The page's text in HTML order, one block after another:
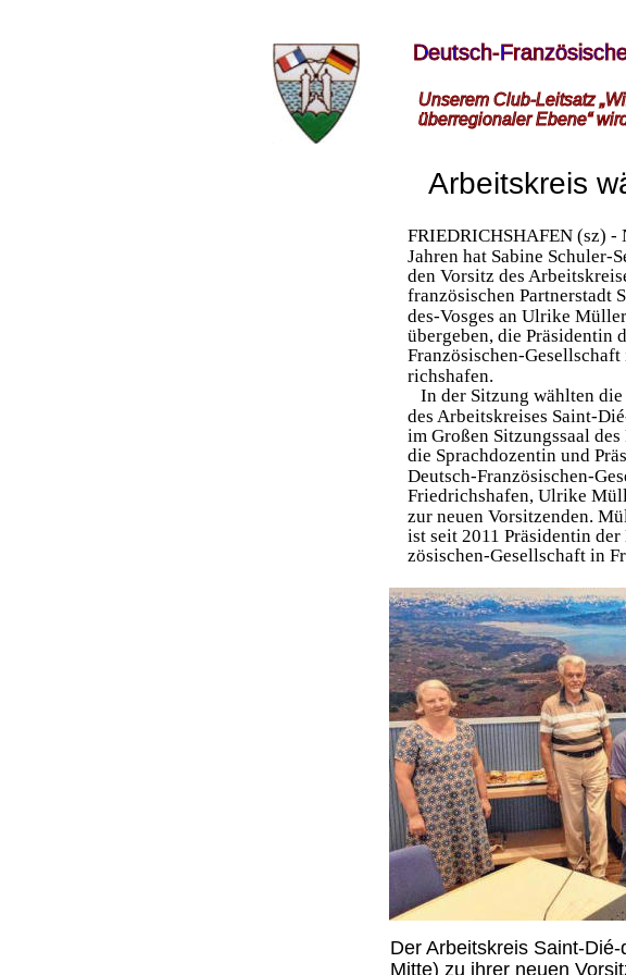
Arbeitskreis
FRIEDRICHSHAFEN (sz) -
Jahren hat Sabine Schuler-
den Vorsitz des
französischen Partnerstadt
des-Vosges an Ulrike
übergeben, die Präsidentin
Französischen-
richshafen.
In der Sitzung wählten
des Arbeitskreises Saint-
im Großen Sitzungssaal des
die Sprachdozentin und
Deutsch-Französischen-
Friedrichshafen, Ulrike
zur neuen Vorsitzenden.
ist seit 2011 Präsidentin der
zösischen-Gesellschaft in
Der Arbeitskreis Saint-
Mitte) zu ihrer neuen
Deutsch-
Unserem Club-Leitsatz
überregionaler Ebene“